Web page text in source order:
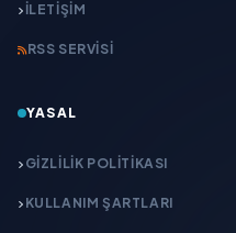
İLETIŞIM
RSS SERVISI
YASAL
GIZLILIK POLITIKASI
KULLANIM ŞARTLARI